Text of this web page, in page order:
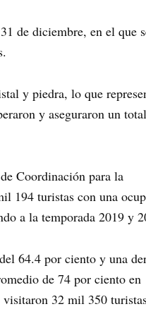
de diciembre, en el que
y piedra, lo que
y aseguraron un
Coordinación para la
194 turistas con una
a la temporada 2019 y
64.4 por ciento y una
de 74 por ciento en
32 mil 350